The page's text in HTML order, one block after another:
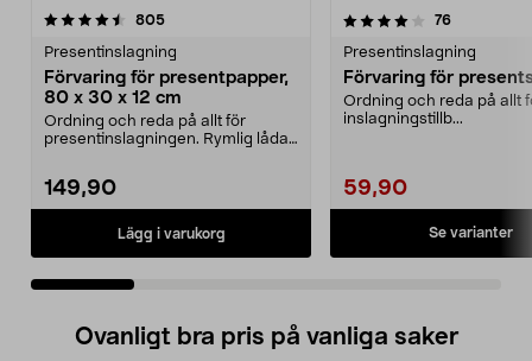
805recensioner
Presentinslagning
Förvaring för presentpapper,
80 x 30 x 12 cm
Ordning och reda på allt för
presentinslagningen. Rymlig låda
149,90
Lägg i varukorg
4.0 av 5 stjärnor 76recensioner
Presentinslagning
Förvaring för
Ordning och reda på allt
inslagningstillb...
59,90
Se varianter
4.5 av 5 stjärnor
Ovanligt bra pris på vanliga saker